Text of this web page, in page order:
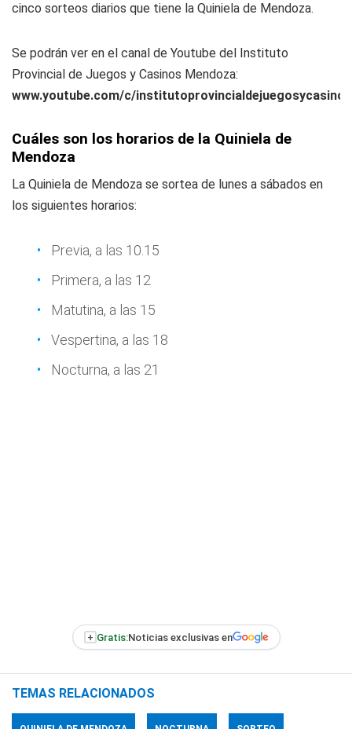
cinco sorteos diarios que tiene la Quiniela de Mendoza.
Se podrán ver en el canal de Youtube del Instituto
Provincial de Juegos y Casinos Mendoza:
www.youtube.com/c/
Cuáles son los horarios de la Quiniela de
Mendoza
La Quiniela de Mendoza se sortea de lunes a sábados en
los siguientes horarios:
Previa, a las 10.15
Primera, a las 12
Matutina, a las 15
Vespertina, a las 18
Nocturna, a las 21
+ Gratis:Noticias exclusivas en
TEMAS RELACIONADOS